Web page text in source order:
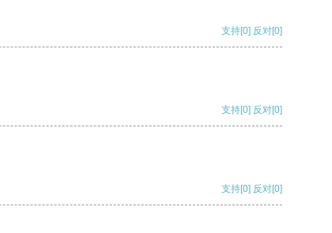
支持[0] 反对[0]
支持[0] 反对[0]
支持[0] 反对[0]